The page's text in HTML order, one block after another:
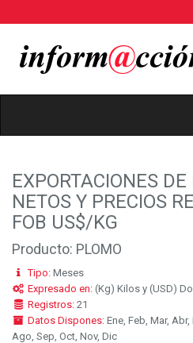
EXPORTACIONES
NETOS Y PRECIOS
FOB US$/KG
Producto: PLOMO
Tipo:Meses
Expresado en:(Kg) Kilos y (USD)
Registros:21
Datos Dispones:Ene, Feb, Mar, Abr,
Ago, Sep, Oct, Nov, Dic